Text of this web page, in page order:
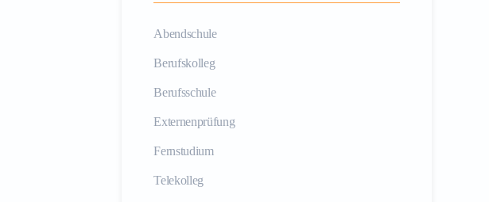
Abendschule
Berufskolleg
Berufsschule
Externenprüfung
Fernstudium
Telekolleg